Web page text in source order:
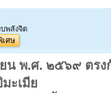
พลังจิต
ศษ
น พ.ศ. ๒๕๖๙ ตร
ะเมีย